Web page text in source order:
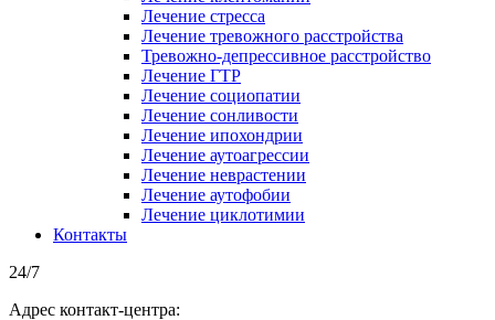
Лечение стресса
Лечение тревожного расстройства
Тревожно-депрессивное расстройство
Лечение ГТР
Лечение социопатии
Лечение сонливости
Лечение ипохондрии
Лечение аутоагрессии
Лечение неврастении
Лечение аутофобии
Лечение циклотимии
Контакты
24/7
Адрес контакт-центра: